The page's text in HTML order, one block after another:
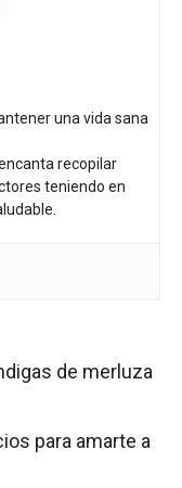
una vida sana
recopilar
teniendo en
de merluza
para amarte a